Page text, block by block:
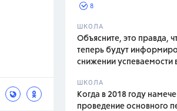
Воспитание
8
ШКОЛА
Объясните, это правда,
теперь будут
снижении успеваемости
ШКОЛА
Когда в 2018 году
проведение основного